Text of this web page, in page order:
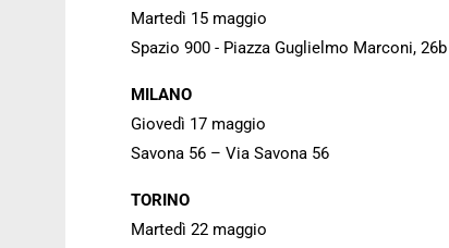
Martedì 15 maggio
Spazio 900 - Piazza Guglielmo Marconi, 26b
MILANO
Giovedì 17 maggio
Savona 56 – Via Savona 56
TORINO
Martedì 22 maggio